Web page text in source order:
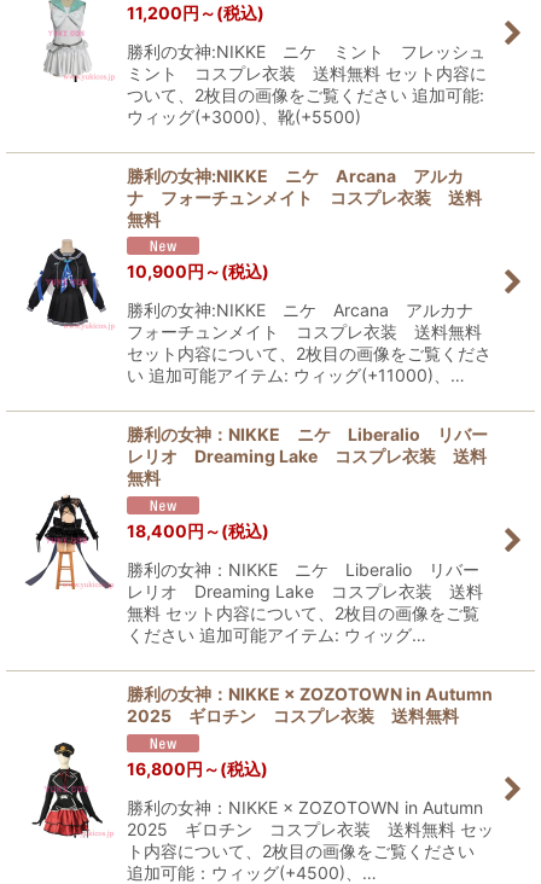
11,200円 ～(税込)
勝利の女神:NIKKE ニケ ミント フレッシュ
ミント コスプレ衣装 送料無料 セット内容に
ついて、2枚目の画像をご覧ください 追加可能:
ウィッグ(+3000)、靴(+5500)
勝利の女神:NIKKE ニケ Arcana アルカ
ナ フォーチュンメイト コスプレ衣装 送料
無料
10,900 円 ～(税込)
勝利の女神:NIKKE ニケ Arcana アルカナ
フォーチュンメイト コスプレ衣装 送料無料
セット内容について、2枚目の画像をご覧くださ
い 追加可能アイテム: ウィッグ(+11000)、…
勝利の女神：NIKKE ニケ Liberalio リバー
レリオ Dreaming Lake コスプレ衣装 送料
無料
18,400円 ～(税込)
勝利の女神：NIKKE ニケ Liberalio リバー
レリオ Dreaming Lake コスプレ衣装 送料
無料 セット内容について、2枚目の画像をご覧
ください 追加可能アイテム: ウィッグ…
勝利の女神：NIKKE × ZOZOTOWN in Autumn
2025 ギロチン コスプレ衣装 送料無料
16,800円 ～(税込)
勝利の女神：NIKKE × ZOZOTOWN in Autumn
2025 ギロチン コスプレ衣装 送料無料 セッ
ト内容について、2枚目の画像をご覧ください
追加可能：ウィッグ(+4500)、…